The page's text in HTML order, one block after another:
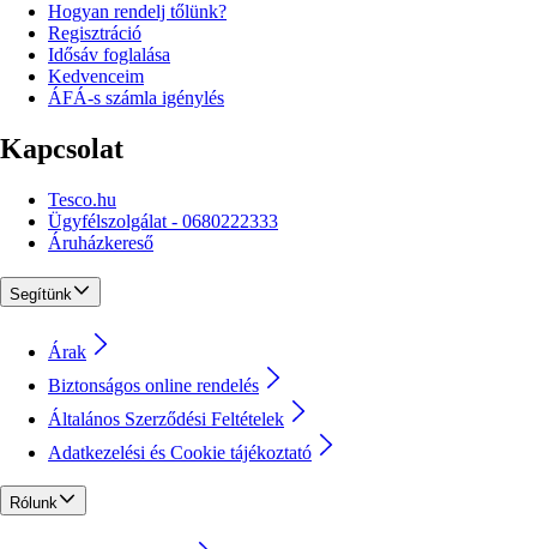
Hogyan rendelj tőlünk?
Regisztráció
Idősáv foglalása
Kedvenceim
ÁFÁ-s számla igénylés
Kapcsolat
Tesco.hu
Ügyfélszolgálat - 0680222333
Áruházkereső
Segítünk
Árak
Biztonságos online rendelés
Általános Szerződési Feltételek
Adatkezelési és Cookie tájékoztató
Rólunk